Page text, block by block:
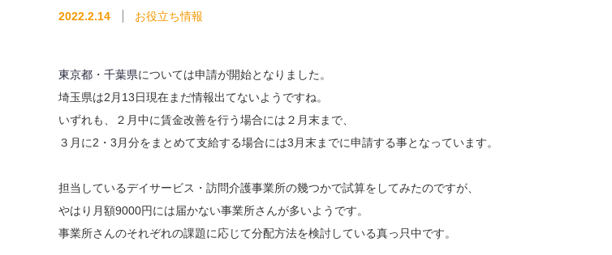
2022.2.14 お役立ち情報
東京都 ・ 千葉県については申請が開始となりました。
埼玉県は2月13日現在まだ情報出てないようですね。
いずれも、２月中に賃金改善を行う場合には２月末まで、
３月に2・3月分をまとめて支給する場合には3月末までに申請する事となっています。
担当しているデイサービス・訪問介護事業所の幾つかで試算をしてみたのですが、
やはり月額9000円には届かない事業所さんが多いようです。
事業所さんのそれぞれの課題に応じて分配方法を検討している真っ只中です。